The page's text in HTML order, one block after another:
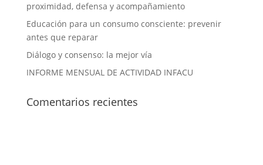
proximidad, defensa y acompañamiento
Educación para un consumo consciente: prevenir
antes que reparar
Diálogo y consenso: la mejor vía
INFORME MENSUAL DE ACTIVIDAD INFACU
Comentarios recientes